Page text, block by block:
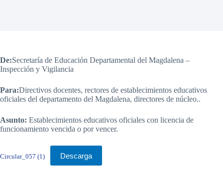
De:Secretaría de Educación Departamental del Magdalena –
Inspección y Vigilancia
Para:Directivos docentes, rectores de establecimientos educativos
oficiales del departamento del Magdalena, directores de núcleo..
Asunto: Establecimientos educativos oficiales con licencia de
funcionamiento vencida o por vencer.
Circular_057 (1) Descarga